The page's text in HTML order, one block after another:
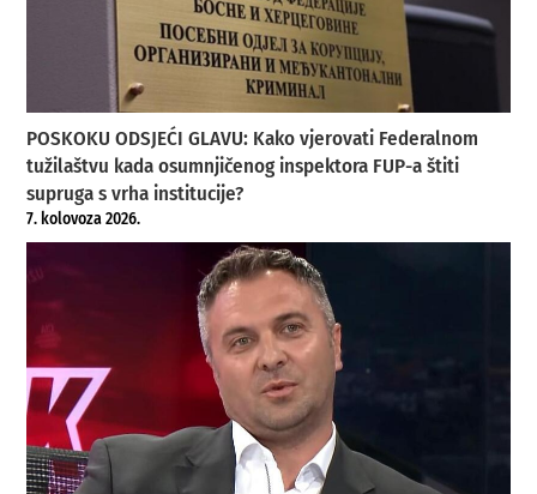
POSKOKU ODSJEĆI GLAVU: Kako vjerovati Federalnom
tužilaštvu kada osumnjičenog inspektora FUP-a štiti
supruga s vrha institucije?
7. kolovoza 2026.